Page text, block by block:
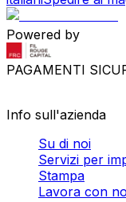
Powered by
PAGAMENTI
Info sull'azienda
Su di noi
Servizi per
Stampa
Lavora con